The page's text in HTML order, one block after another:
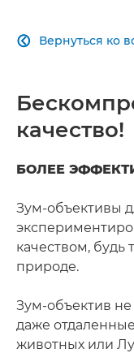
Вернуться ко

качество!
БОЛЕЕ
Зум-объективы
качеством, будь
природе.
Зум-объектив не
даже
животных или